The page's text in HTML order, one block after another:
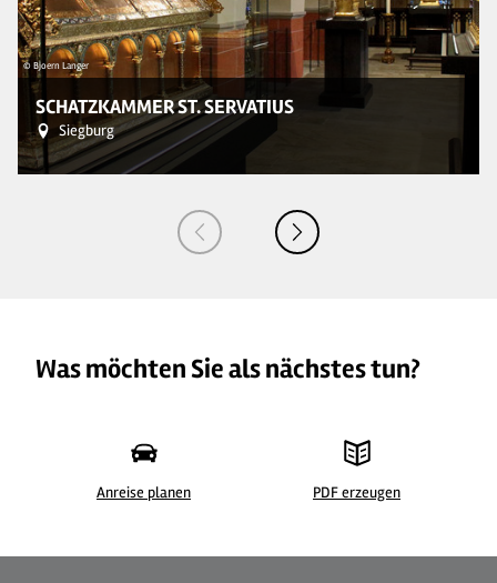
© Bjoern Langer
SCHATZKAMMER ST. SERVATIUS
Siegburg
Was möchten Sie als nächstes tun?
Anreise planen PDF erzeugen